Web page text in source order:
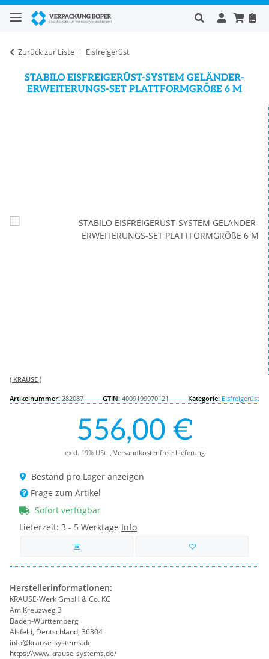
Zurück zur Liste Eisfreigerüst
STABILO EISFREIGERÜST-SYSTEM GELÄNDER-
ERWEITERUNGS-SET PLATTFORMGRÖßE 6 M
( KRAUSE )
Artikelnummer: 282087 GTIN: 4009199970121 Kategorie: Eisfreigerüst
556,00 €
exkl. 19% USt. , Versandkostenfreie Lieferung
Bestand pro Lager anzeigen
Frage zum Artikel
Sofort verfügbar
Lieferzeit: 3 - 5 Werktage Info
Herstellerinformationen:
KRAUSE-Werk GmbH & Co. KG
Am Kreuzweg 3
Baden-Württemberg
Alsfeld, Deutschland, 36304
info@krause-systems.de
https://www.krause-systems.de/